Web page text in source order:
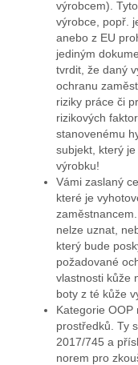
výrobcem).
výrobce, popř.
anebo z EU
jediným
tvrdit, že daný
ochranu
riziky práce či
rizikových
stanovenému
subjekt, který
výrobku!
Vámi zaslaný
které je
nelze uznat,
který bude
požadované
vlastnosti kůže
boty z té kůže
Kategorie
prostředků. Ty
2017/745 a
norem pro